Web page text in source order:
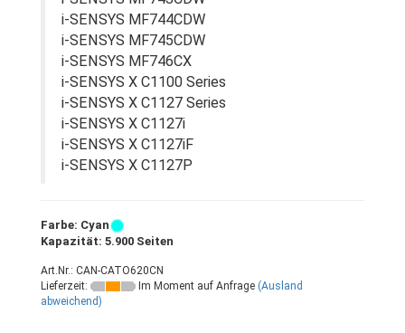
i-SENSYS MF744CDW
i-SENSYS MF745CDW
i-SENSYS MF746CX
i-SENSYS X C1100 Series
i-SENSYS X C1127 Series
i-SENSYS X C1127i
i-SENSYS X C1127iF
i-SENSYS X C1127P
Farbe: Cyan
Kapazität: 5.900 Seiten
Art.Nr.: CAN-CATO620CN
Lieferzeit:
Im Moment auf Anfrage (Ausland
abweichend)